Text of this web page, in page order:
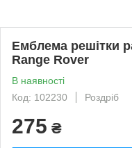
Емблема решітки
Range Rover
В наявності
Код: 102230
Роздріб
275 ₴